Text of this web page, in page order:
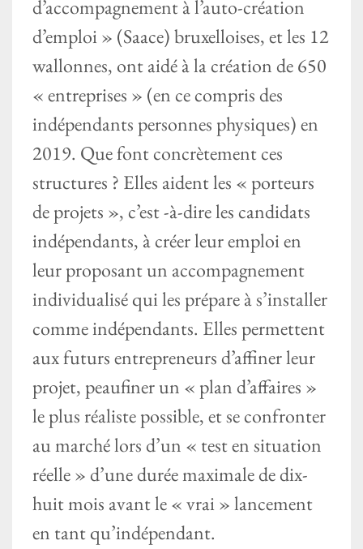
d’accompagnement à l’auto-création
d’emploi » (Saace) bruxelloises, et les 12
wallonnes, ont aidé à la création de 650
« entreprises » (en ce compris des
indépendants personnes physiques) en
2019. Que font concrètement ces
structures ? Elles aident les « porteurs
de projets », c’est -à-dire les candidats
indépendants, à créer leur emploi en
leur proposant un accompagnement
individualisé qui les prépare à s’installer
comme indépendants. Elles permettent
aux futurs entrepreneurs d’affiner leur
projet, peaufiner un « plan d’affaires »
le plus réaliste possible, et se confronter
au marché lors d’un « test en situation
réelle » d’une durée maximale de dix-
huit mois avant le« vrai »lancement
en tant qu’indépendant.